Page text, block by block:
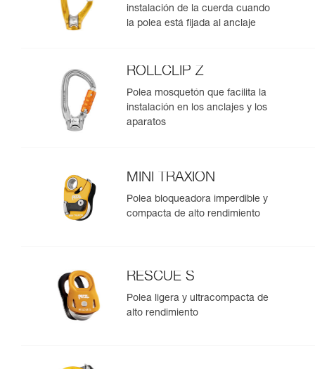
instalación de la cuerda cuando
la polea está fijada al anclaje
ROLLCLIP Z
Polea mosquetón que facilita la
instalación en los anclajes y los
aparatos
MINI TRAXION
Polea bloqueadora imperdible y
compacta de alto rendimiento
RESCUE S
Polea ligera y ultracompacta de
alto rendimiento